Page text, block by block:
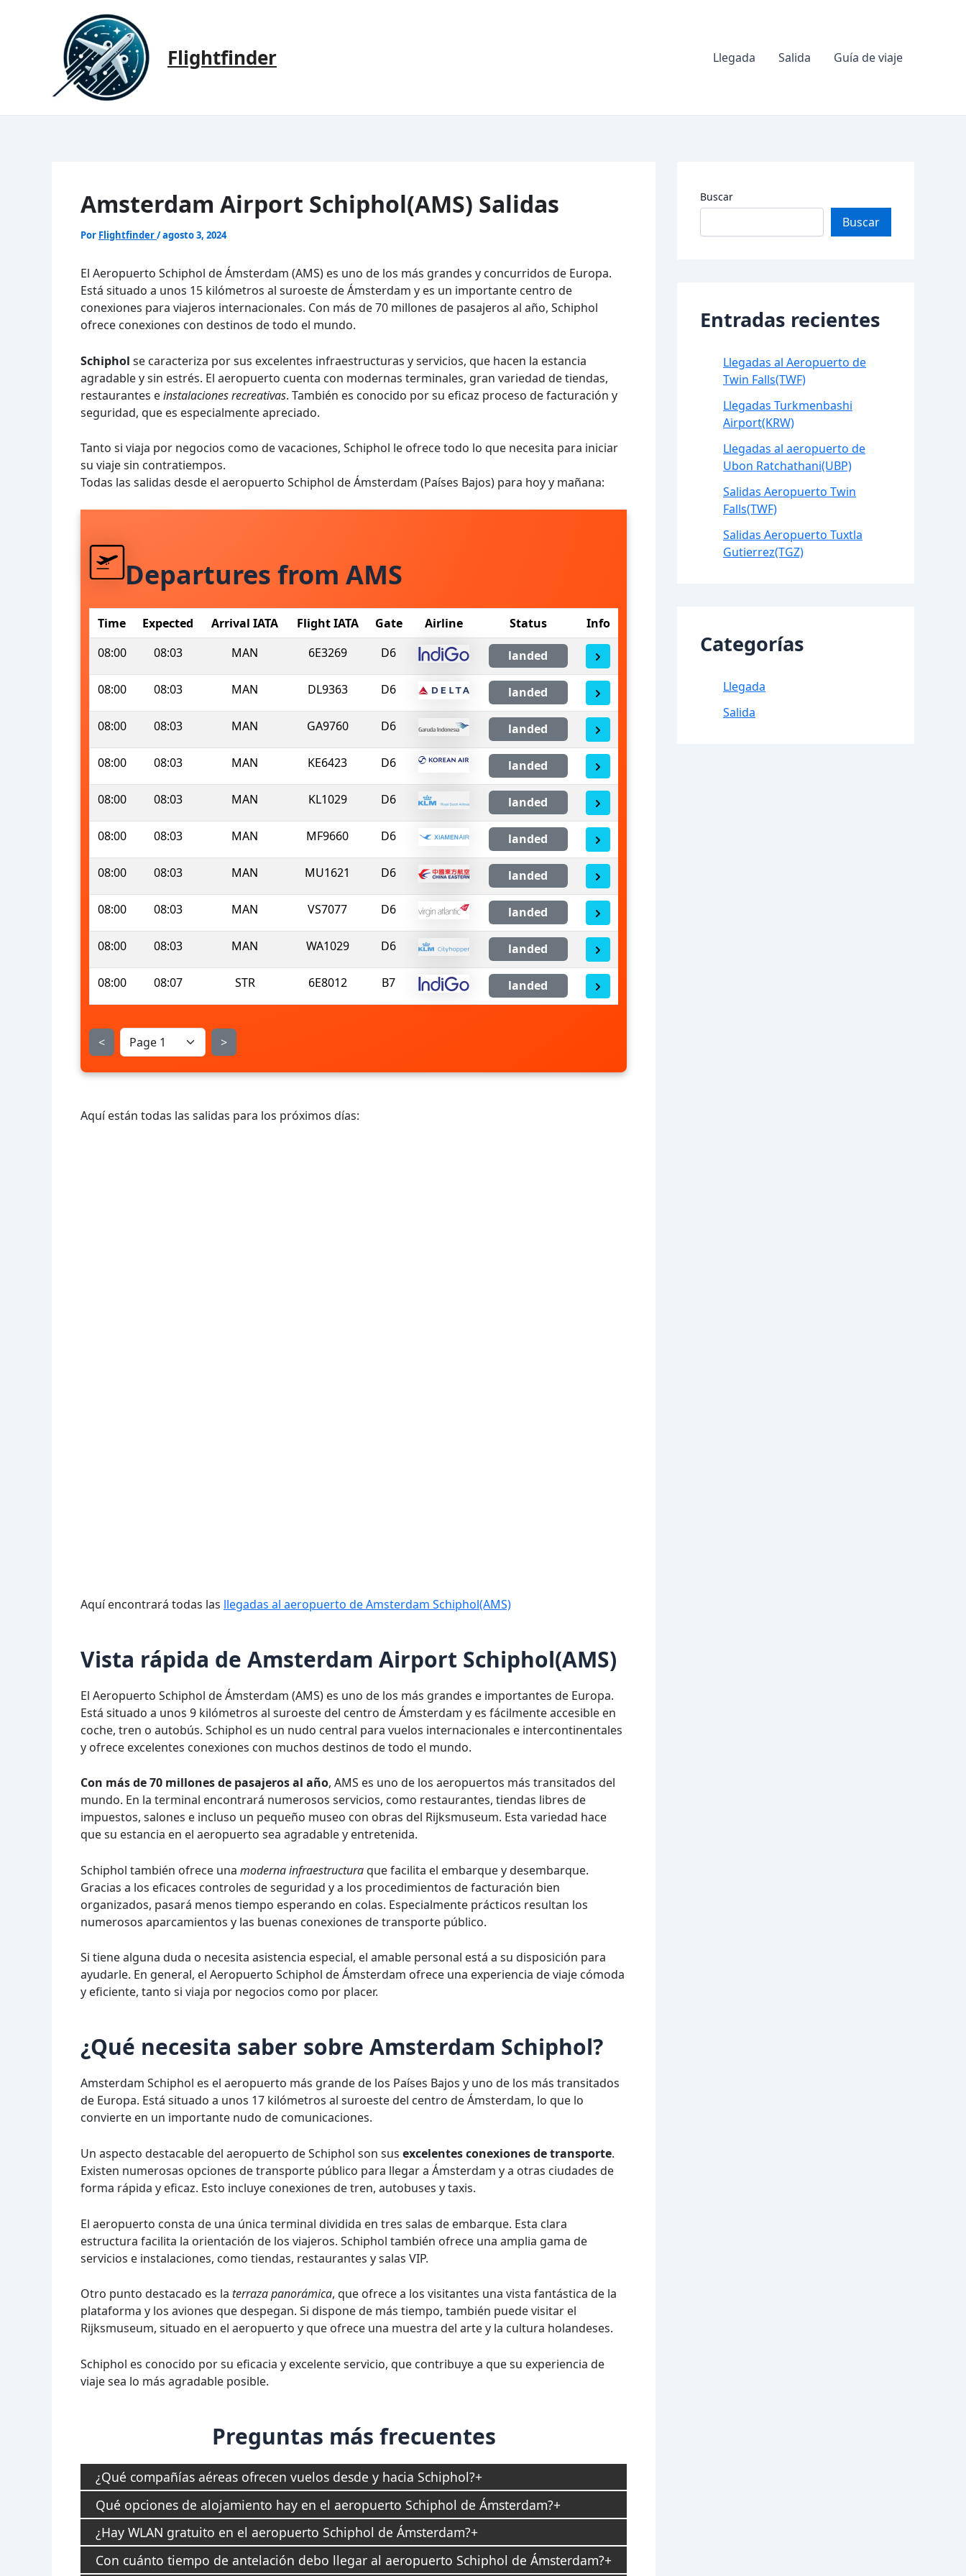
Flightfinder Llegada Salida Guía de viaje
Amsterdam Airport Schiphol(AMS) Salidas
Por Flightfinder/agosto 3, 2024
El Aeropuerto Schiphol de Ámsterdam (AMS) es uno de los más grandes y concurridos de Europa.
Está situado a unos 15 kilómetros al suroeste de Ámsterdam y es un importante centro de
conexiones para viajeros internacionales. Con más de 70 millones de pasajeros al año, Schiphol
ofrece conexiones con destinos de todo el mundo.
Schiphol se caracteriza por sus excelentes infraestructuras y servicios, que hacen la estancia
agradable y sin estrés. El aeropuerto cuenta con modernas terminales, gran variedad de tiendas,
restaurantes einstalaciones recreativas. También es conocido por su eficaz proceso de facturación y
seguridad, que es especialmente apreciado.
Tanto si viaja por negocios como de vacaciones, Schiphol le ofrece todo lo que necesita para iniciar
su viaje sin contratiempos.
Todas las salidas desde el aeropuerto Schiphol de Ámsterdam (Países Bajos) para hoy y mañana:
Departures from AMS
Time Expected Arrival IATA Flight IATA Gate Airline Status
Info
08:00
08:03 MAN 6E3269 D6 landed
08:00 08:03 MAN DL9363 D6 landed
08:00 08:03 MAN GA9760 D6 landed
08:00 08:03 MAN KE6423 D6 landed
08:00 08:03 MAN KL1029 D6 landed
08:00 08:03 MAN MF9660 D6 landed
08:00 08:03 MAN MU1621 D6 landed
08:00 08:03 MAN VS7077 D6 landed
08:00 08:03 MAN WA1029 D6 landed
08:00 08:07 STR 6E8012 B7 landed
< >
Aquí están todas las salidas para los próximos días:
Aquí encontrará todas las llegadas al aeropuerto de Amsterdam Schiphol(AMS)
Vista rápida de Amsterdam Airport Schiphol(AMS)
El Aeropuerto Schiphol de Ámsterdam (AMS) es uno de los más grandes e importantes de Europa.
Está situado a unos 9 kilómetros al suroeste del centro de Ámsterdam y es fácilmente accesible en
coche, tren o autobús. Schiphol es un nudo central para vuelos internacionales e intercontinentales
y ofrece excelentes conexiones con muchos destinos de todo el mundo.
Con más de 70 millones de pasajeros al año, AMS es uno de los aeropuertos más transitados del
mundo. En la terminal encontrará numerosos servicios, como restaurantes, tiendas libres de
impuestos, salones e incluso un pequeño museo con obras del Rijksmuseum. Esta variedad hace
que su estancia en el aeropuerto sea agradable y entretenida.
Schiphol también ofrece una moderna infraestructuraque facilita el embarque y desembarque.
Gracias a los eficaces controles de seguridad y a los procedimientos de facturación bien
organizados, pasará menos tiempo esperando en colas. Especialmente prácticos resultan los
numerosos aparcamientos y las buenas conexiones de transporte público.
Si tiene alguna duda o necesita asistencia especial, el amable personal está a su disposición para
ayudarle. En general, el Aeropuerto Schiphol de Ámsterdam ofrece una experiencia de viaje cómoda
y eficiente, tanto si viaja por negocios como por placer.
¿Qué necesita saber sobre Amsterdam Schiphol?
Amsterdam Schiphol es el aeropuerto más grande de los Países Bajos y uno de los más transitados
de Europa. Está situado a unos 17 kilómetros al suroeste del centro de Ámsterdam, lo que lo
convierte en un importante nudo de comunicaciones.
Un aspecto destacable del aeropuerto de Schiphol son sus excelentes conexiones de transporte.
Existen numerosas opciones de transporte público para llegar a Ámsterdam y a otras ciudades de
forma rápida y eficaz. Esto incluye conexiones de tren, autobuses y taxis.
El aeropuerto consta de una única terminal dividida en tres salas de embarque. Esta clara
estructura facilita la orientación de los viajeros. Schiphol también ofrece una amplia gama de
servicios e instalaciones, como tiendas, restaurantes y salas VIP.
Otro punto destacado es la terraza panorámica, que ofrece a los visitantes una vista fantástica de la
plataforma y los aviones que despegan. Si dispone de más tiempo, también puede visitar el
Rijksmuseum, situado en el aeropuerto y que ofrece una muestra del arte y la cultura holandeses.
Schiphol es conocido por su eficacia y excelente servicio, que contribuye a que su experiencia de
viaje sea lo más agradable posible.
Preguntas más frecuentes
¿Qué compañías aéreas ofrecen vuelos desde y hacia Schiphol?
Qué opciones de alojamiento hay en el aeropuerto Schiphol de Ámsterdam?
¿Hay WLAN gratuito en el aeropuerto Schiphol de Ámsterdam?
Con cuánto tiempo de antelación debo llegar al aeropuerto Schiphol de Ámsterdam?
Buscar
Buscar
Entradas recientes
Llegadas al Aeropuerto de
Twin Falls(TWF)
Llegadas Turkmenbashi
Airport(KRW)
Llegadas al aeropuerto de
Ubon Ratchathani(UBP)
Salidas Aeropuerto Twin
Falls(TWF)
Salidas Aeropuerto Tuxtla
Gutierrez(TGZ)
Categorías
Llegada
Salida